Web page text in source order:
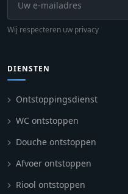
Wij respecteren uw privacy
DIENSTEN
Ontstoppingsdienst
WC ontstoppen
Douche ontstoppen
Afvoer ontstoppen
Riool ontstoppen